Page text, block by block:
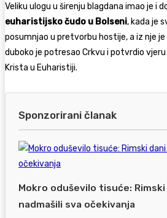
Veliku ulogu u širenju blagdana imao je i
euharistijsko čudo u Bolseni, kada je
posumnjao u pretvorbu hostije, a iz nje
duboko je potresao Crkvu i potvrdio
Krista u Euharistiji.
Sponzorirani članak
Mokro oduševilo tisuće:
nadmašili sva očekivanja